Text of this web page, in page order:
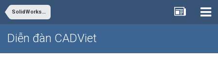
SolidWorks - Inventor
Diễn đàn CADViet